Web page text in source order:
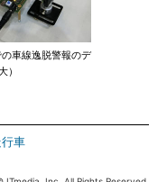
車線逸脱警報のデ
）
車